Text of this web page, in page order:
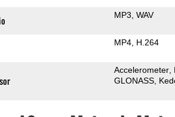
MP3 WAV
MP4 H.264
Accelerometer
GLONASS